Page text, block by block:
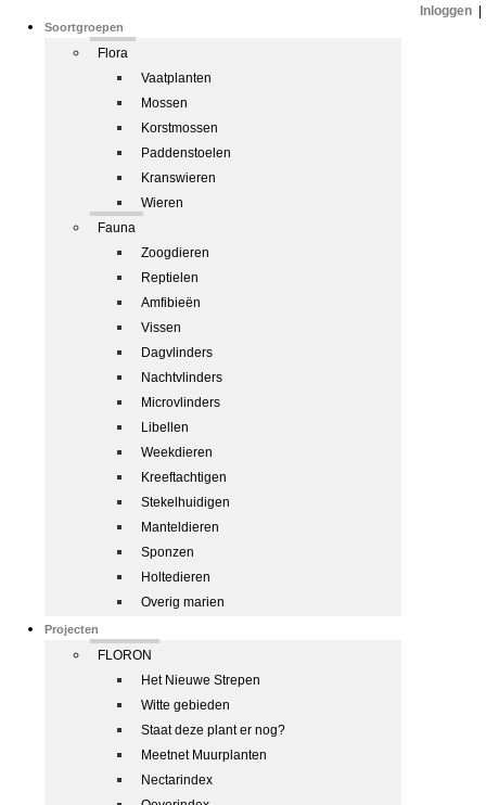
Soortgroepen
Flora
Vaatplanten
Mossen
Korstmossen
Paddenstoelen
Kranswieren
Wieren
Fauna
Zoogdieren
Reptielen
Amfibieën
Vissen
Dagvlinders
Nachtvlinders
Microvlinders
Libellen
Weekdieren
Kreeftachtigen
Stekelhuidigen
Manteldieren
Sponzen
Holtedieren
Overig marien
Projecten
FLORON
Het Nieuwe Strepen
Witte gebieden
Staat deze plant er nog?
Meetnet Muurplanten
Nectarindex
Inloggen